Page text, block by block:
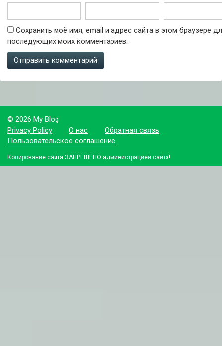
Сохранить моё имя, email и адрес сайта в этом браузере
последующих моих комментариев.
© 2026 My Blog
Privacy Policy
О нас
Обратная связь
Пользовательское соглашение
Копирование сайта ЗАПРЕЩЕНО администрацией сайта!